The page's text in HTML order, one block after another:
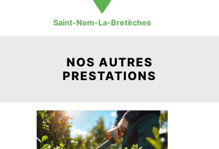
Saint-Nom-La-Bretèches
NOS AUTRES
PRESTATIONS